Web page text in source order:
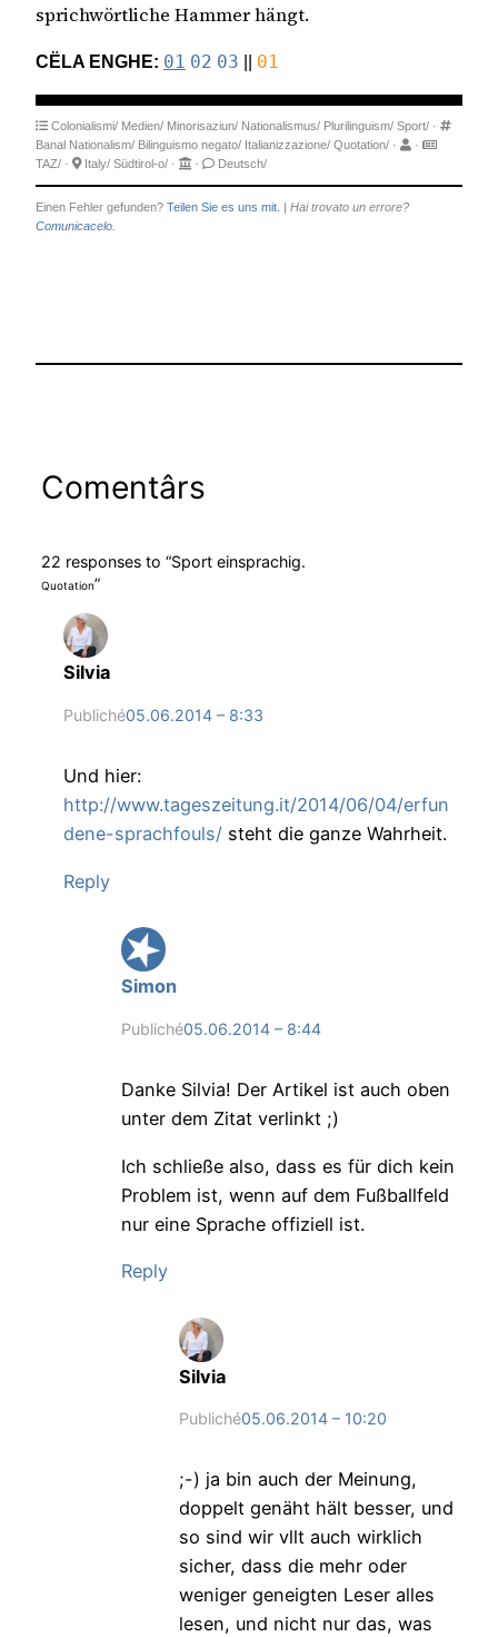
sprichwörtliche Hammer hängt.
CËLA ENGHE: 01 02 03 || 01
Colonialismi/ Medien/ Minorisaziun/ Nationalismus/ Plurilinguism/ Sport/ ·
Banal Nationalism/ Bilinguismo negato/ Italianizzazione/ Quotation/ ·
·
TAZ/ · Italy/ Südtirol-o/ · · Deutsch/
Einen Fehler gefunden? Teilen Sie es uns mit. | Hai trovato un errore?
Comunicacelo.
Comentârs
22 responses to “Sport einsprachig.
Quotation”
Silvia
Publiché05.06.2014 – 8:33
Und hier:
http://www.tageszeitung.it/2014/06/04/erfun
dene-sprachfouls/steht die ganze Wahrheit.
Reply
Simon
Publiché05.06.2014 – 8:44
Danke Silvia! Der Artikel ist auch oben
unter dem Zitat verlinkt ;)
Ich schließe also, dass es für dich kein
Problem ist, wenn auf dem Fußballfeld
nur eine Sprache offiziell ist.
Reply
Silvia
Publiché05.06.2014 – 10:20
;-) ja bin auch der Meinung,
doppelt genäht hält besser, und
so sind wir vllt auch wirklich
sicher, dass die mehr oder
weniger geneigten Leser alles
lesen, und nicht nur das, was